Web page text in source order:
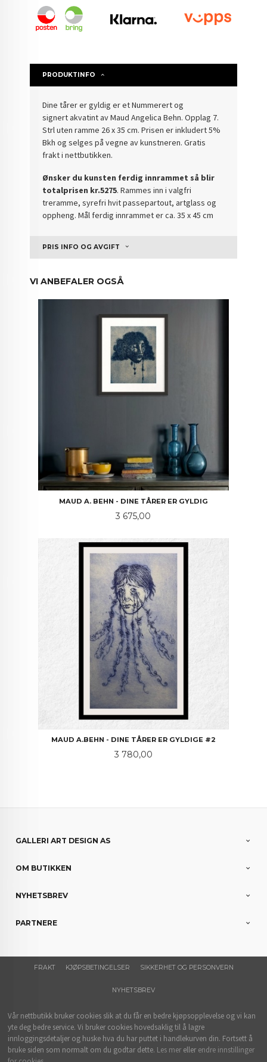
PRODUKTINFO
Dine tårer er gyldig er et Nummerert og
signert akvatint av Maud Angelica Behn. Opplag 7.
Strl uten ramme 26 x 35 cm. Prisen er inkludert 5%
Bkh og selges på vegne av kunstneren.Gratis
frakt i nettbutikken.
Ønsker du kunsten ferdig innrammet så blir
totalprisen kr.5275. Rammes inn i valgfri
treramme, syrefri hvit passepartout, artglass og
oppheng. Mål ferdig innrammet er ca. 35 x 45 cm
PRIS INFO OG AVGIFT
VI ANBEFALER OGSÅ
MAUD A. BEHN - DINE TÅRER ER GYLDIG
Pris
3 675,00
MAUD A.BEHN - DINE TÅRER ER GYLDIGE #2
Pris
3 780,00
GALLERI ART DESIGN AS
OM BUTIKKEN
NYHETSBREV
PARTNERE
FRAKT KJØPSBETINGELSER SIKKERHET OG PERSONVERN
NYHETSBREV
Vår nettbutikk bruker cookies slik at du får en bedre kjøpsopplevelse og vi kan
yte deg bedre service. Vi bruker cookies hovedsaklig til å lagre
innloggingsdetaljer og huske hva du har puttet i handlekurven din. Fortsett å
bruke siden som normalt om du godtar dette. Les mer eller endre innstillinger